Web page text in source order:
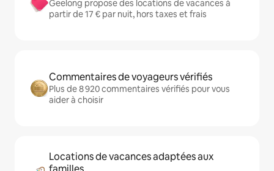
Geelong propose des locations de vacances à
partir de 17 € par nuit, hors taxes et frais
Commentaires de voyageurs vérifiés
Plus de 8 920 commentaires vérifiés pour vous
aider à choisir
Locations de vacances adaptées aux